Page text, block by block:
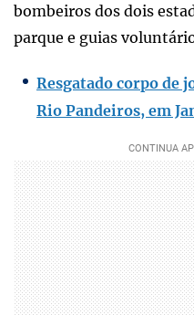
bombeiros dos dois
parque e guias
Resgatado corpo de
Rio Pandeiros, em